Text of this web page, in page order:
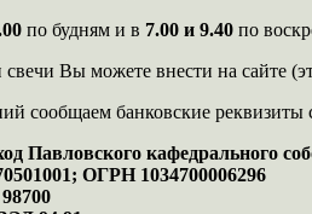
по будням и в 7.00 и 9.40 по
Вы можете внести на сайте
сообщаем банковские реквизиты
Павловского кафедрального
ОГРН 1034700006296